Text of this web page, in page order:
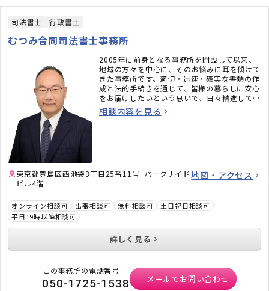
司法書士 行政書士
むつみ合同司法書士事務所
2005年に前身となる事務所を開設して以来、
地域の方々を中心に、そのお悩みに耳を傾けて
きた事務所です。適切・迅速・確実な書類の作
成と法的手続きを通じて、皆様の暮らしに安心
をお届けしたいという思いで、日々精進してお
ります 。
相談内容を見る
東京都豊島区西池袋3丁目25番11号 パークサイド
ビル4階
地図・アクセス
オンライン相談可 出張相談可 無料相談可
土日祝日相談可
平日19時以降相談可
詳しく見る
この事務所の電話番号
050-1725-1538 メールでお問い合わせ